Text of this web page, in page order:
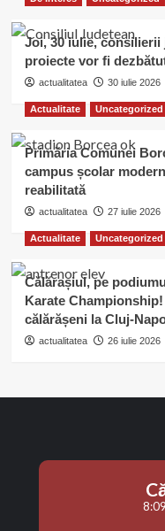
Joi, 30 iulie, consilierii
proiecte vor fi
actualitatea 30 iulie 2026
Actualitate Uncategorized
Primăria Comunei
campus școlar
reabilitată
actualitatea 27 iulie 2026
Actualitate Uncategorized
Călărașiul, pe
Karate
călărășeni la Cluj-
actualitatea 26 iulie 2026